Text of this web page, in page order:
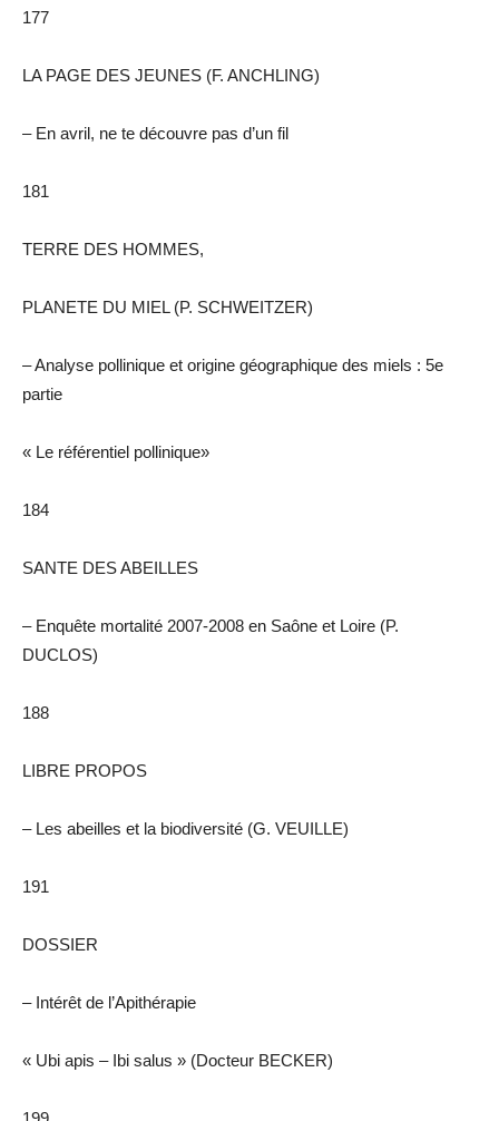
177
LA PAGE DES JEUNES (F. ANCHLING)
– En avril, ne te découvre pas d’un fil
181
TERRE DES HOMMES,
PLANETE DU MIEL (P. SCHWEITZER)
– Analyse pollinique et origine géographique des miels : 5e
partie
« Le référentiel pollinique»
184
SANTE DES ABEILLES
– Enquête mortalité 2007-2008 en Saône et Loire (P.
DUCLOS)
188
LIBRE PROPOS
– Les abeilles et la biodiversité (G. VEUILLE)
191
DOSSIER
– Intérêt de l’Apithérapie
« Ubi apis – Ibi salus » (Docteur BECKER)